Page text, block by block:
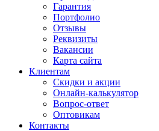
Гарантия
Портфолио
Отзывы
Реквизиты
Вакансии
Карта сайта
Клиентам
Скидки и акции
Онлайн-калькулятор
Вопрос-ответ
Оптовикам
Контакты